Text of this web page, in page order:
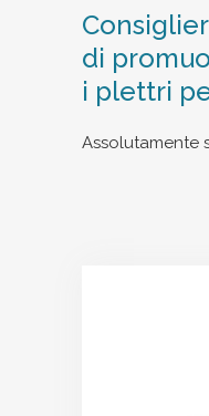
di
i plettri
Assolutamente